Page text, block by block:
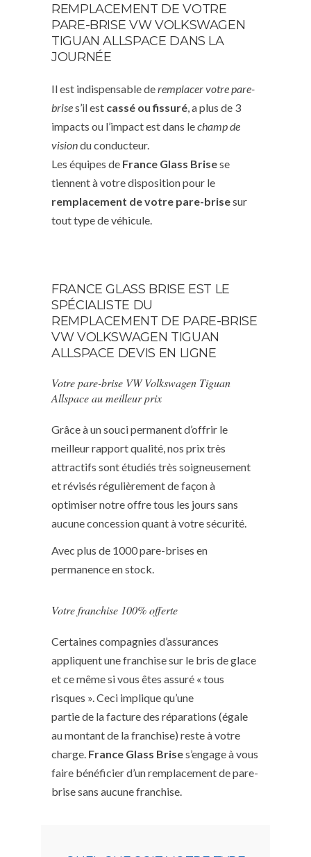
REMPLACEMENT DE VOTRE
PARE-BRISE VW VOLKSWAGEN
TIGUAN ALLSPACE DANS LA
JOURNÉE
Il est indispensable deremplacer votre pare-
brises’il est cassé ou fissuré , a plus de 3
impacts ou l’impact est dans lechamp de
visiondu conducteur.
Les équipes de France Glass Brisese
tiennent à votre disposition pour le
remplacement de votre pare-brisesur
tout type de véhicule.
FRANCE GLASS BRISE EST LE
SPÉCIALISTE DU
REMPLACEMENT DE PARE-BRISE
VW VOLKSWAGEN TIGUAN
ALLSPACE DEVIS EN LIGNE
Votre pare-brise VW Volkswagen Tiguan
Allspace au meilleur prix
Grâce à un souci permanent d’offrir le
meilleur rapport qualité, nos prix très
attractifs sont étudiés très soigneusement
et révisés régulièrement de façon à
optimiser notre offre tous les jours sans
aucune concession quant à votre sécurité.
Avec plus de 1000 pare-brises en
permanence en stock.
Votre franchise 100% offerte
Certaines compagnies d’assurances
appliquent une franchise sur le bris de glace
et ce même si vous êtes assuré « tous
risques ». Ceci implique qu’une
partie de la facture des réparations (égale
au montant de la franchise) reste à votre
charge. France Glass Brises’engage à vous
faire bénéficier d’un remplacement de pare-
brise sans aucune franchise.